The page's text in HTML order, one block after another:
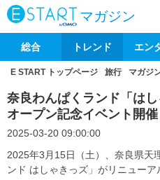
マガジン
総合 トレンド エン
E START トップページ 旅行 マガジ
奈良わんぱくランド「は
オープン記念イベント開催
2025-03-20 09:00:00
2025年3月15日（土）、奈良県天
ンド はしゃきっズ」がリニューア